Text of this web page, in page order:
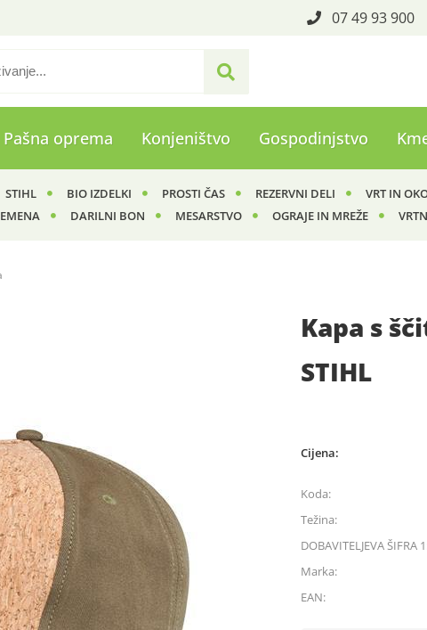
07 49 93 900
Pašna oprema Konjeništvo Gospodinjstvo
STIHL BIO IZDELKI PROSTI ČAS REZERVNI DELI VRT IN
DARILNI BON MESARSTVO OGRAJE IN MREŽE
Kapa s
STIHL
Cijena:
Koda:
Težina:
DOBAVITELJEVA ŠIFRA
Marka:
EAN: